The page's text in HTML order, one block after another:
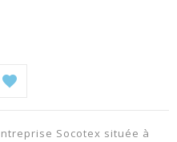
Socotex située à